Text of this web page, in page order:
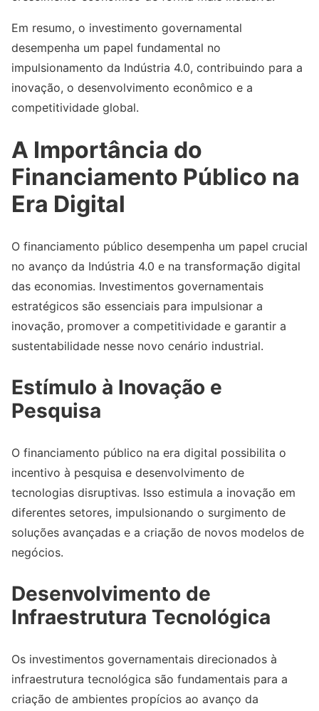
Em resumo, o investimento governamental
desempenha um papel fundamental no
impulsionamento da Indústria 4.0, contribuindo para a
inovação, o desenvolvimento econômico e a
competitividade global.
A Importância do
Financiamento Público na
Era Digital
O financiamento público desempenha um papel crucial
no avanço da Indústria 4.0 e na transformação digital
das economias. Investimentos governamentais
estratégicos são essenciais para impulsionar a
inovação, promover a competitividade e garantir a
sustentabilidade nesse novo cenário industrial.
Estímulo à Inovação e
Pesquisa
O financiamento público na era digital possibilita o
incentivo à pesquisa e desenvolvimento de
tecnologias disruptivas. Isso estimula a inovação em
diferentes setores, impulsionando o surgimento de
soluções avançadas e a criação de novos modelos de
negócios.
Desenvolvimento de
Infraestrutura Tecnológica
Os investimentos governamentais direcionados à
infraestrutura tecnológica são fundamentais para a
criação de ambientes propícios ao avanço da